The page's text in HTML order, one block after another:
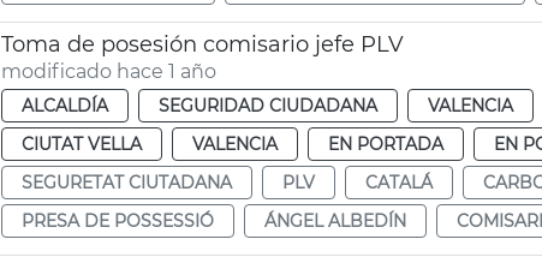
Toma de posesión comisario jefe PLV
modificado hace 1 año
ALCALDÍA SEGURIDAD CIUDADANA VALENCIA
CIUTAT VELLA
VALENCIA EN PORTADA EN
SEGURETAT CIUTADANA
PLV CATALÁ
PRESA DE POSSESSIÓ
ÁNGEL ALBEDÍN